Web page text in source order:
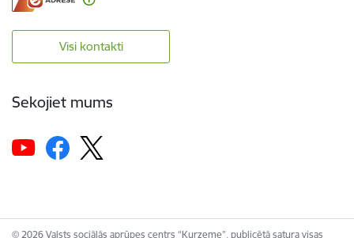
Visi kontakti
Sekojiet mums
© 2026 Valsts sociālās aprūpes centrs “Kurzeme”, publicētā satura visas